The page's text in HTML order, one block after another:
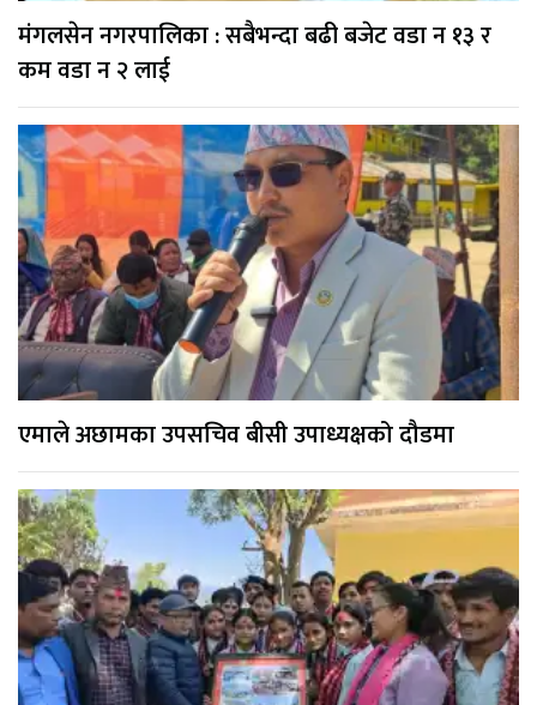
मंगलसेन नगरपालिका : सबैभन्दा बढी बजेट वडा न १३ र
कम वडा न २ लाई
एमाले अछामका उपसचिव बीसी उपाध्यक्षको दौडमा